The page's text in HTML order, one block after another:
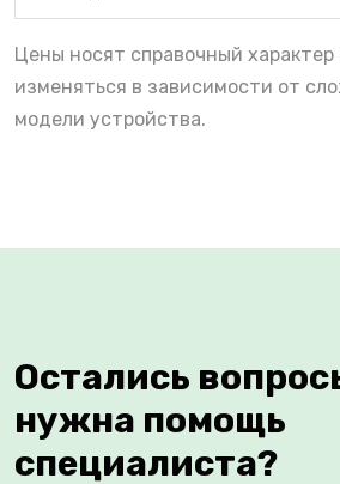
Цены носят справочный характер
изменяться в зависимости от
модели устройства.
Остались
нужна помощь
специалиста?